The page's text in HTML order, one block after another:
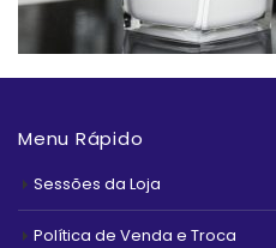
Menu Rápido
Sessões da Loja
Política de Venda e Troca